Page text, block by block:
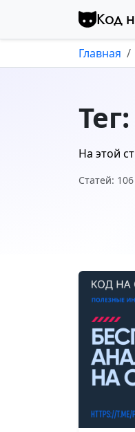
Перейти к контенту
Код
Главная
На этой
Статей: 106